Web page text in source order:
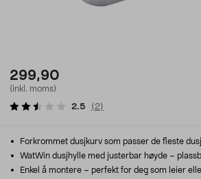
299,90
(inkl. moms)
2.5 ( 2)
Forkrommet dusjkurv som passer de fleste
WatWin dusjhylle med justerbar høyde –
Enkel å montere – perfekt for deg som leier